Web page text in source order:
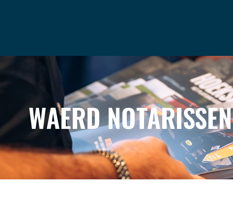
VRIENDEN PODCAST CONTACT
WAERD NOTARISSEN